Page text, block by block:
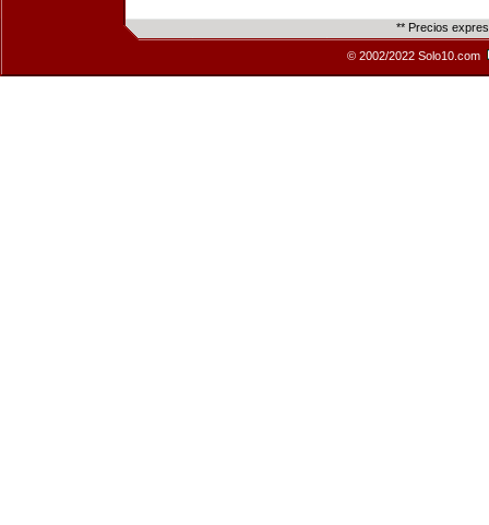
** Precios
© 2002/2022 Solo10.com